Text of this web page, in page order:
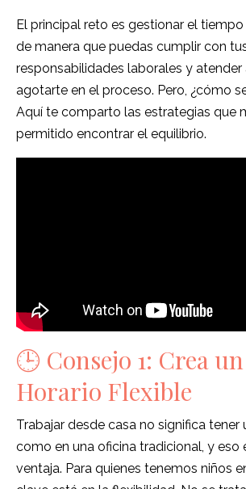
El principal reto es gestionar el
de manera que puedas cumplir con
responsabilidades laborales y atender
agotarte en el proceso. Pero, ¿cómo
Aquí te comparto las estrategias que
permitido encontrar el equilibrio.
🕒 Consejo 1: Crea un
Horario Flexible
Trabajar desde casa no significa tener
como en una oficina tradicional, y eso
ventaja. Para quienes tenemos niños